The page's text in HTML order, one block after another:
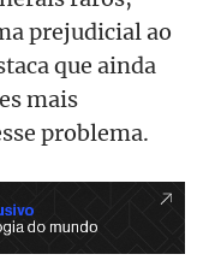
prejudicial ao
que ainda
mais
problema.